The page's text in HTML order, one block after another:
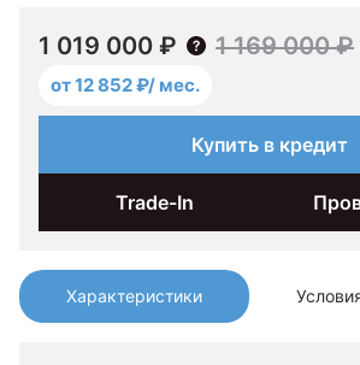
Характеристики
1 019 000 ₽ 1 169 000 ₽
от 12 852 ₽/ мес.
Купить в кредит
Trade-In